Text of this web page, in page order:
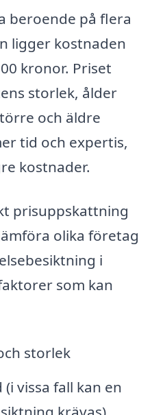
beroende på flera
ligger kostnaden
kronor. Priset
storlek, ålder
och äldre
tid och expertis,
kostnader.
prisuppskattning
olika företag
i
som kan
storlek
vissa fall kan en